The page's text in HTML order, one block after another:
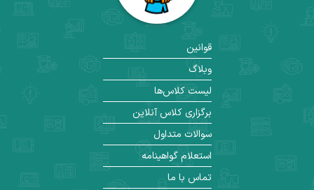
قوانین
وبلاگ
لیست کلاس‌ها
برگزاری کلاس آنلاین
سوالات متداول
استعلام گواهینامه
تماس با ما